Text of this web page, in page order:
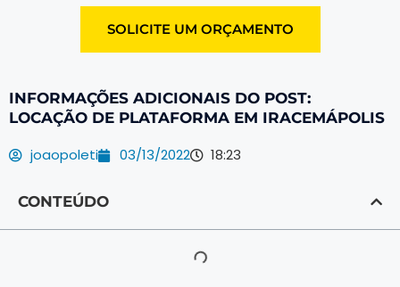
SOLICITE UM ORÇAMENTO
INFORMAÇÕES ADICIONAIS DO POST:
LOCAÇÃO DE PLATAFORMA EM IRACEMÁPOLIS
joaopoleti 03/13/2022 18:23
CONTEÚDO